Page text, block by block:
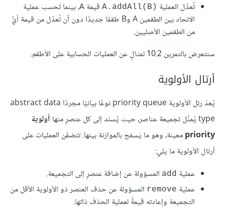
تُعدِّل العملية A.addAll(B)‎ قيمة A، بينما تَحسب عملية
الاتحاد بين الطقمين A وB طقمًا جديدًا دون أن تُعدِّل من قيمة أيٍّ
من الطقمين الأصليين.
سنتعرض بالتمرين 10.2 لمثالٍ عن العمليات الحسابية على الأطقم.
أرتال الأولوية
يُعدّ رتل الأولوية priority queue نوعًا بيانيًا مجردًا abstract data
type يُمثِّل تجميعة عناصر، حيث يُسنَد إلى كل عنصرٍ منها
أولوية
priorityمعينة، وهو ما يَسمَح بالموازنة بينها. تتضمَّن العمليات على
أرتال الأولوية ما يلي:
عملية add المسؤولة عن إضافة عنصرٍ إلى التجميعة.
عملية remove المسؤولة عن حذف العنصر ذو الأولوية الأقل من
التجميعة وإعادته قيمةً لعملية الحذف ذاتها.